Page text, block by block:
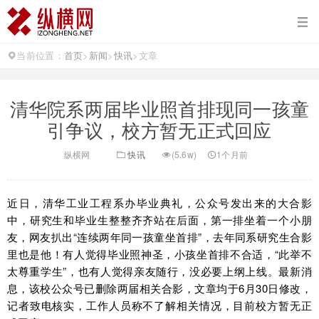
当前位置： 首页> 新闻>快讯>文章
清华院系两届毕业照首排现同一孩童
引争议，校方暂无正式回应
纵横网 快讯 (5.6w) 1个月前
近日，清华工业工程系办毕业典礼，公众号发出来的大合影
中，研究生和毕业生整整齐齐站在后面，第一排坐着一个小朋
友，网友扒出“连续两年同一孩童坐首排”，去年同系研究生合影
里也是他！有人觉得毕业照神圣，小孩坐首排不合适，“此举不
太尊重学生”，也有人觉得亲友随行，没必要上纲上线。最新消
息，该校公众号已删除两届相关合影，文章均于6月30日修改，
记者致电核实，工作人员称不了解相关情况，目前校方暂无正